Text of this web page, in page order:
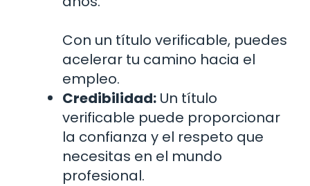
Con un título verificable, puedes
acelerar tu camino hacia el
empleo.
Credibilidad: Un título
verificable puede proporcionar
la confianza y el respeto que
necesitas en el mundo
profesional.